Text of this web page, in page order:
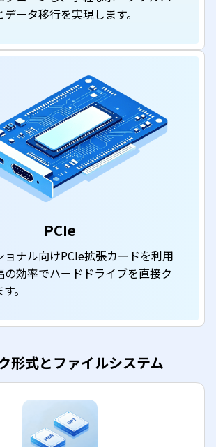
ータ移行を実現します。
PCIe
ョナル向けPCIe拡張カードを利用
の効率でハードドライブを直接ク
。
形式とファイルシステム